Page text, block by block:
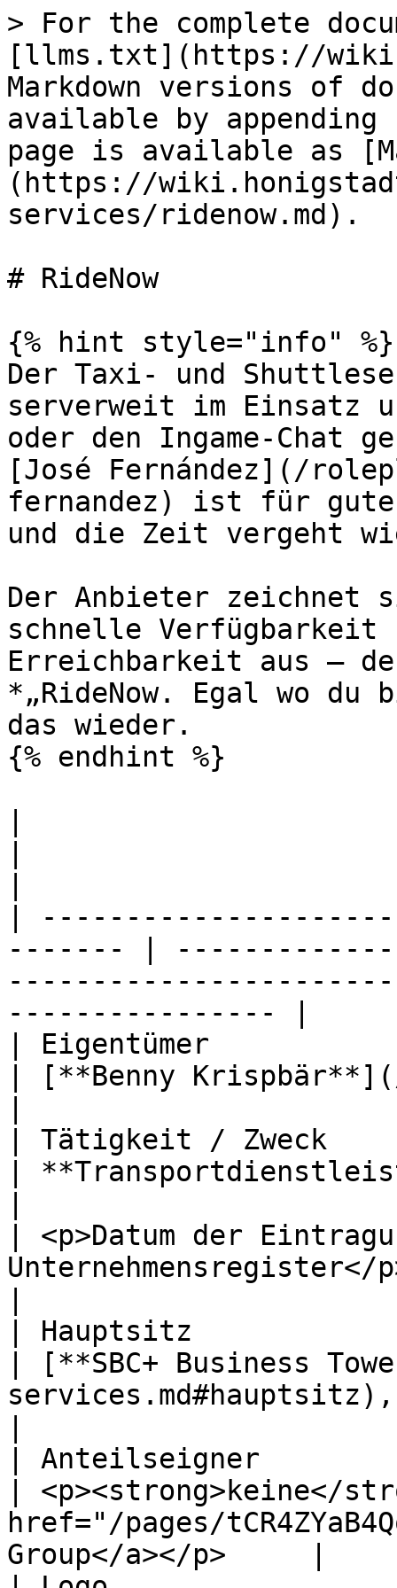
> For the complete
[llms.txt](https://
Markdown versions of
available by
page is available as
(https://
services/ridenow.md).
# RideNow
{% hint style="info" %}
Der Taxi- und
serverweit im Einsatz
oder den Ingame-Chat
[José Fernández](/
fernandez) ist für gute
und die Zeit vergeht
Der Anbieter zeichnet
schnelle Verfügbarkeit
Erreichbarkeit aus –
*„RideNow. Egal wo
das wieder.
{% endhint %}
|
------- |
---------------- |
| Eigentümer
| [**Benny
| Tätigkeit / Zweck
|
| <p>Datum der
| Hauptsitz
| [**SBC+ Business
| Anteilseigner
| <p><strong>keine</
href="/pages/
Group</a></p>     |